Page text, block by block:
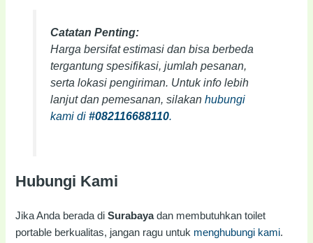
Catatan Penting:
Harga bersifat estimasi dan bisa berbeda
tergantung spesifikasi, jumlah pesanan,
serta lokasi pengiriman. Untuk info lebih
lanjut dan pemesanan, silakan hubungi
kami di #082116688110.
Hubungi Kami
Jika Anda berada diSurabayadan membutuhkan toilet
portable berkualitas, jangan ragu untuk menghubungi kami.